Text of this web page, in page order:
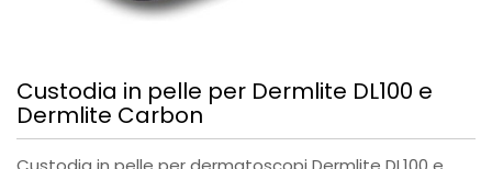
Custodia in pelle per Dermlite DL100 e
Dermlite Carbon